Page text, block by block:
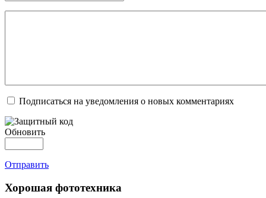
Подписаться на уведомления о новых комментариях
Обновить
Отправить
Хорошая фототехника